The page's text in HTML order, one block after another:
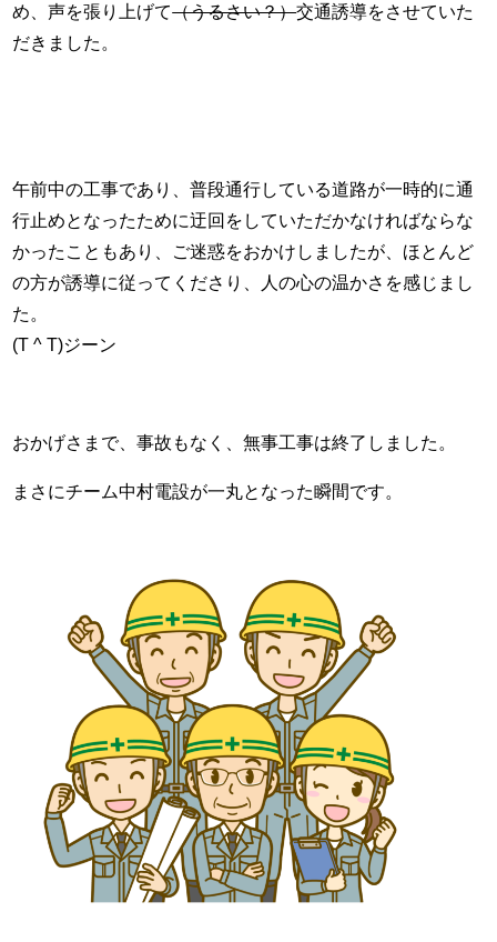
め、声を張り上げて（うるさい？）交通誘導をさせていた
だきました。
午前中の工事であり、普段通行している道路が一時的に通
行止めとなったために迂回をしていただかなければならな
かったこともあり、ご迷惑をおかけしましたが、ほとんど
の方が誘導に従ってくださり、人の心の温かさを感じまし
た。
(T ^ T)ジーン
おかげさまで、事故もなく、無事工事は終了しました。
まさにチーム中村電設が一丸となった瞬間です。